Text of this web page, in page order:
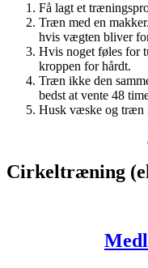
Få lagt et
Træn med en
hvis vægten bliver
Hvis noget føles for
kroppen for hårdt.
Træn ikke den
bedst at vente 48
Husk væske og træn
Cirkeltræning